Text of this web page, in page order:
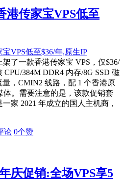
港传家宝VPS低至
了一款香港传家宝 VPS，仅$36/
384M DDR4 内存/8G SSD 磁
量，CMIN2 线路，配 1 个香港原
体。需要注意的是，该款促销套
家 2021 年成立的国人主机商，
论 0个赞
庆促销:全场VPS享5